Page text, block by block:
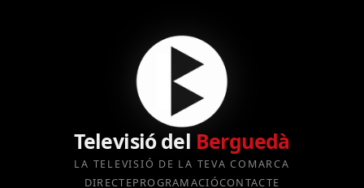
Televisió del Berguedà
LA TELEVISIÓ DE LA TEVA COMARCA
DIRECTEPROGRAMACIÓCONTACTE